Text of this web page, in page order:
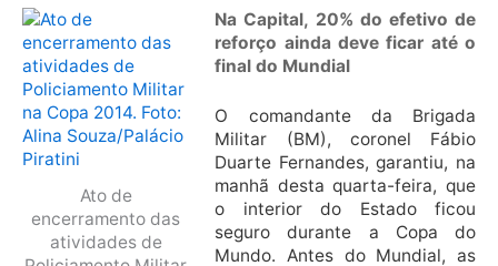
Ato de
encerramento das
atividades de
Na Capital, 20% do efetivo de
reforço ainda deve ficar até o
final do Mundial
O comandante da Brigada
Militar (BM), coronel Fábio
Duarte Fernandes, garantiu, na
manhã desta quarta-feira, que
o interior do Estado ficou
seguro durante a Copa do
Mundo. Antes do Mundial, as